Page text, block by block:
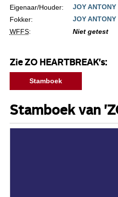
Eigenaar/Houder:
JOY ANTONY
Fokker:
JOY ANTONY
WFFS: Niet getest
Zie ZO HEARTBREAK's:
Stamboek
Stamboek van